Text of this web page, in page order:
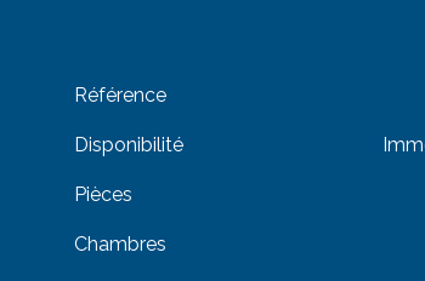
Référence
Disponibilité
Pièces
Chambres